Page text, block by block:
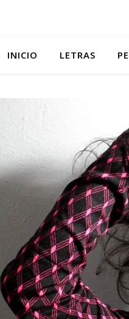
INICIO LETRAS